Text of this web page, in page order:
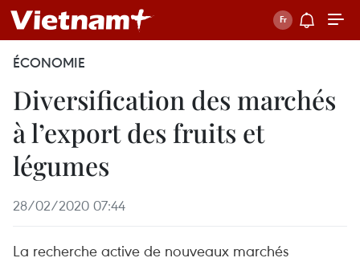
ÉCONOMIE
Diversification des marchés
à l’export des fruits et
légumes
28/02/2020 07:44
La recherche active de nouveaux marchés